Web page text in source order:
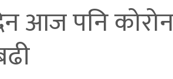
आज पनि